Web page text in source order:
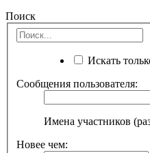
Поиск
Искать
Сообщения пользователя:
Имена участников
Новее чем: